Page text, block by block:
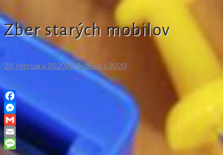
Zber starých mobilov
28. februára 202028. februára 2020
Facebook
Messenger
Gmail
Email